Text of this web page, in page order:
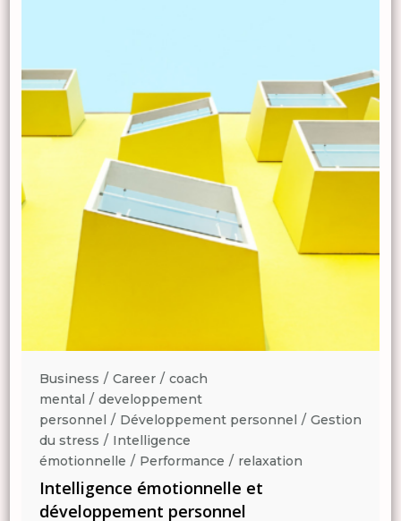
Business Career
coach
mental
developpement
personnel
Développement personnel
Gestion
du stress
Intelligence
émotionnelle
Performance relaxation
Intelligence émotionnelle et
développement personnel